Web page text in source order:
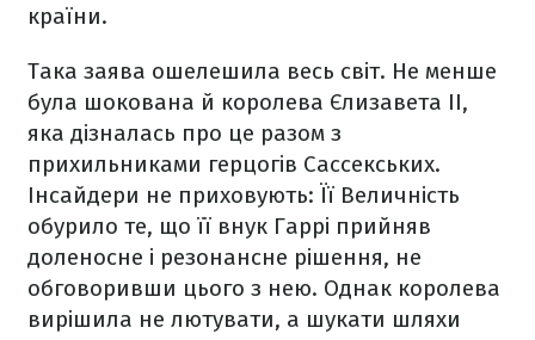
країни.
Така заява ошелешила весь світ. Не менше
була шокована й королева Єлизавета ІІ,
яка дізналась про це разом з
прихильниками герцогів Сассекських.
Інсайдери не приховують: Її Величність
обурило те, що її внук Гаррі прийняв
доленосне і резонансне рішення, не
обговоривши цього з нею. Однак королева
вирішила не лютувати, а шукати шляхи